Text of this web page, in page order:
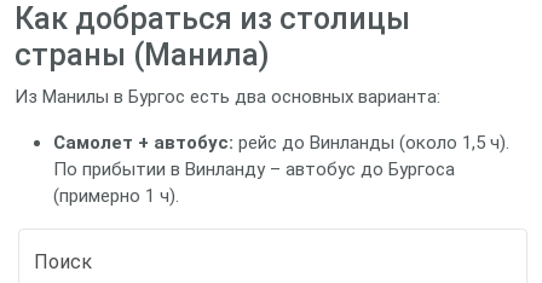
Как добраться из столицы
страны (Манила)
Из Манилы в Бургос есть два основных варианта:
Самолет + автобус: рейс до Винланды (около 1,5 ч).
По прибытии в Винланду – автобус до Бургоса
(примерно 1 ч).